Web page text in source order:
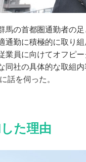
馬の首都圏通勤者の
通勤に積極的に取り
業員に向けてオフピ
同社の具体的な取組
話を伺った。
た理由